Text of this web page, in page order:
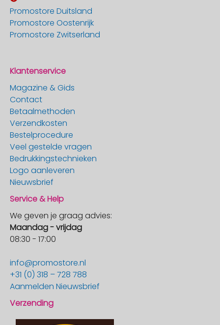
Promostore Duitsland
Promostore Oostenrijk
Promostore Zwitserland
Klantenservice
Magazine & Gids
Contact
Betaalmethoden
Verzendkosten
Bestelprocedure
Veel gestelde vragen
Bedrukkingstechnieken
Logo aanleveren
Nieuwsbrief
Service & Help
We geven je graag advies:
Maandag - vrijdag
08:30 - 17:00
info@promostore.nl
+31 (0) 318 – 728 788
Aanmelden Nieuwsbrief
Verzending